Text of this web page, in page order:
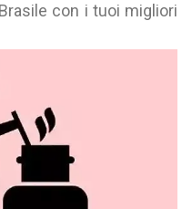
con i tuoi migliori